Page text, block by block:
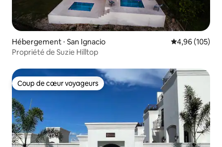
Hébergement ⋅ San Ignacio Évaluation
4,96 (105)
Propriété de Suzie Hilltop
Coup de cœur voyageurs
Coup de cœur voyageurs